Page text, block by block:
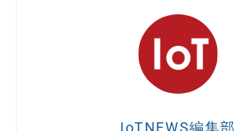
IoTNEWS編集部